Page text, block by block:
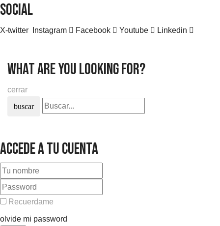
SOCIAL
X-twitter Instagram Facebook Youtube Linkedin
what are you looking for?
cerrar
buscar
Accede a tu cuenta
Recuerdame
olvide mi password